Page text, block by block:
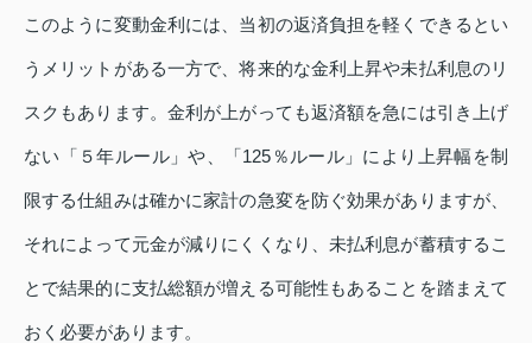
このように変動金利には、当初の返済負担を軽くできるとい
うメリットがある一方で、将来的な金利上昇や未払利息のリ
スクもあります。金利が上がっても返済額を急には引き上げ
ない「５年ルール」や、「125％ルール」により上昇幅を制
限する仕組みは確かに家計の急変を防ぐ効果がありますが、
それによって元金が減りにくくなり、未払利息が蓄積するこ
とで結果的に支払総額が増える可能性もあることを踏まえて
おく必要があります。